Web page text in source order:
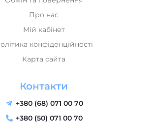
Мій кабінет
конфіденційності
Карта сайта
Контакти
+380 (73) 071 00 70